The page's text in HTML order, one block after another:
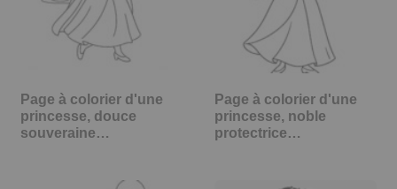
Page à colorier d'une
princesse, douce
souveraine…
Page à colorier d'une
princesse, noble
protectrice…